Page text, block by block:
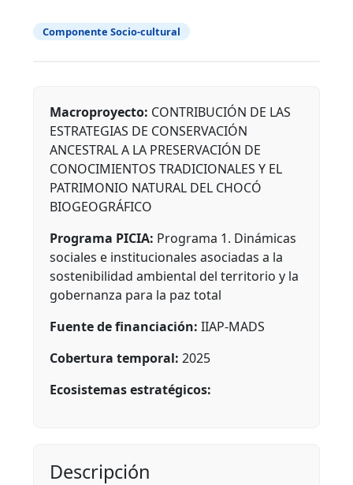
Componente Socio-cultural
Macroproyecto: CONTRIBUCIÓN DE LAS
ESTRATEGIAS DE CONSERVACIÓN
ANCESTRAL A LA PRESERVACIÓN DE
CONOCIMIENTOS TRADICIONALES Y EL
PATRIMONIO NATURAL DEL CHOCÓ
BIOGEOGRÁFICO
Programa PICIA: Programa 1. Dinámicas
sociales e institucionales asociadas a la
sostenibilidad ambiental del territorio y la
gobernanza para la paz total
Fuente de financiación: IIAP-MADS
Cobertura temporal: 2025
Ecosistemas estratégicos:
Descripción